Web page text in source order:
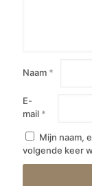
Naam *
E-
mail *
Mijn naam,
volgende keer